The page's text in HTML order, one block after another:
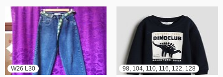
W26 L30 98, 104, 110, 116, 122, 128